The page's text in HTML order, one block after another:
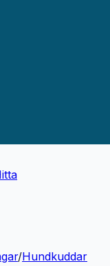
/Hundkuddar